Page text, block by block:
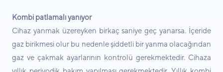
Kombi patlamalı yanıyor
Cihaz yanmak üzereyken birkaç saniye geç yanarsa. İçeride
gaz birikmesi olur bu nedenle şiddetli bir yanma olacağından
gaz ve çakmak ayarlarının kontrolü gerekmektedir. Cihaza